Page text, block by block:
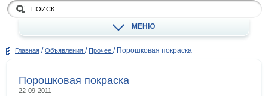
МЕНЮ
Главная / Объявления / Прочее / Порошковая покраска
Порошковая покраска
22-09-2011